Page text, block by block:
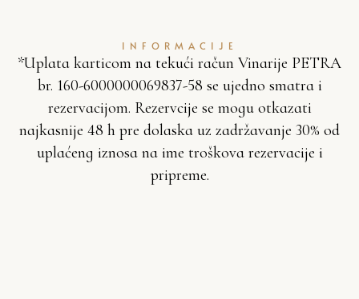
INFORMACIJE
*Uplata karticom na tekući račun Vinarije PETRA
br. 160-6000000069837-58 se ujedno smatra i
rezervacijom. Rezervcije se mogu otkazati
najkasnije 48 h pre dolaska uz zadržavanje 30% od
uplaćeng iznosa na ime troškova rezervacije i
pripreme.